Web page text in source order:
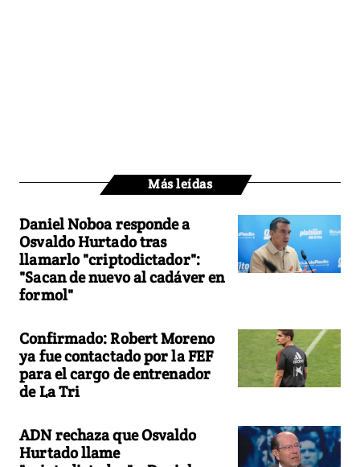
Más leídas
Daniel Noboa responde a
Osvaldo Hurtado tras
llamarlo "criptodictador":
"Sacan de nuevo al cadáver en
formol"
Confirmado: Robert Moreno
ya fue contactado por la FEF
para el cargo de entrenador
de La Tri
ADN rechaza que Osvaldo
Hurtado llame